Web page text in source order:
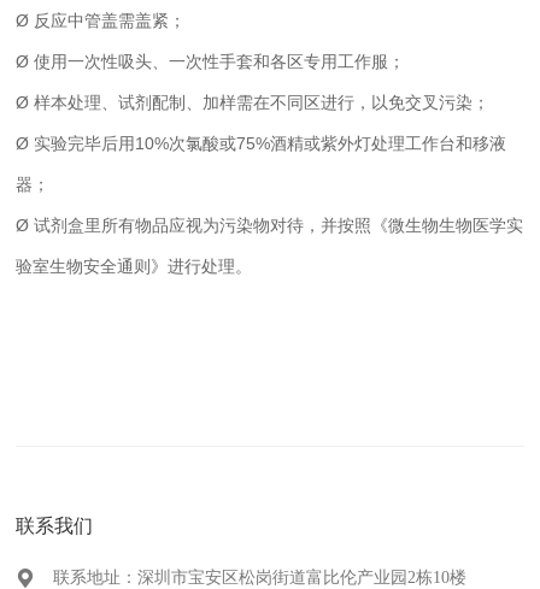
Ø 反应中管盖需盖紧；
Ø 使用一次性吸头、一次性手套和各区专用工作服；
Ø 样本处理、试剂配制、加样需在不同区进行，以免交叉污染；
Ø 实验完毕后用10%次氯酸或75%酒精或紫外灯处理工作台和移液
器；
Ø 试剂盒里所有物品应视为污染物对待，并按照《微生物生物医学实
验室生物安全通则》进行处理。
联系我们
联系地址：深圳市宝安区松岗街道富比伦产业园2栋10楼